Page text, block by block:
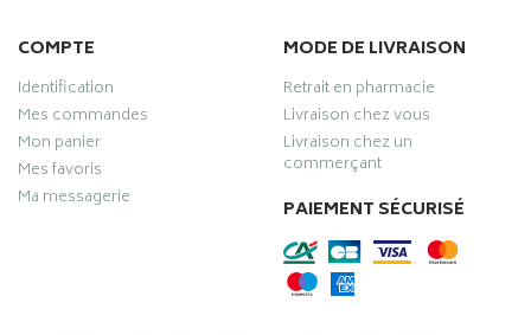
COMPTE
Identification
Mes commandes
Mon panier
Mes favoris
Ma messagerie
MODE DE LIVRAISON
Retrait en pharmacie
Livraison chez vous
Livraison chez un
commerçant
PAIEMENT SÉCURISÉ